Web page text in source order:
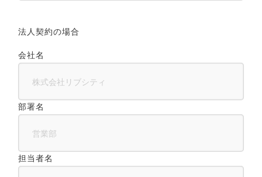
法人契約の場合
会社名
部署名
担当者名